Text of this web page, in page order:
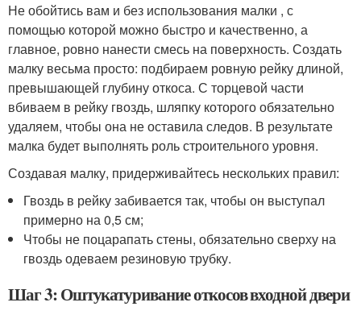
Не обойтись вам и без использования малки , с
помощью которой можно быстро и качественно, а
главное, ровно нанести смесь на поверхность. Создать
малку весьма просто: подбираем ровную рейку длиной,
превышающей глубину откоса. С торцевой части
вбиваем в рейку гвоздь, шляпку которого обязательно
удаляем, чтобы она не оставила следов. В результате
малка будет выполнять роль строительного уровня.
Создавая малку, придерживайтесь нескольких правил:
Гвоздь в рейку забивается так, чтобы он выступал
примерно на 0,5 см;
Чтобы не поцарапать стены, обязательно сверху на
гвоздь одеваем резиновую трубку.
Шаг 3: Оштукатуривание откосов входной двери